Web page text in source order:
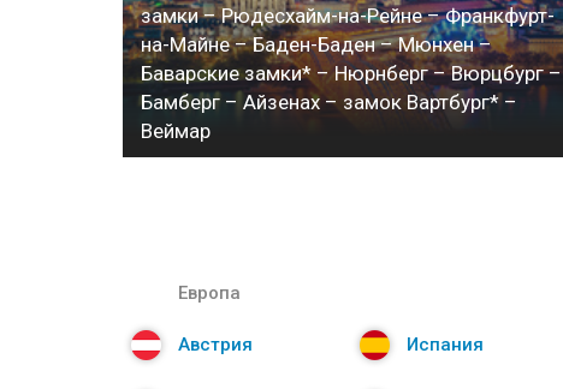
замки – Рюдесхайм-на-Рейне – Франкфурт-
на-Майне – Баден-Баден – Мюнхен –
Баварские замки* – Нюрнберг – Вюрцбург –
Бамберг – Айзенах – замок Вартбург* –
Веймар
Европа
Австрия Испания